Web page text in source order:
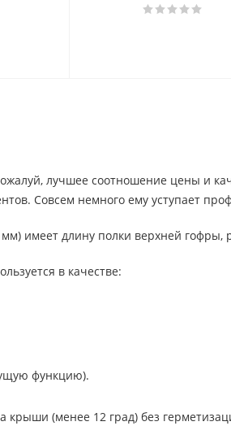
лучшее соотношение цены и
Совсем немного ему уступает
имеет длину полки верхней
в качестве:
функцию).
(менее 12 град) без